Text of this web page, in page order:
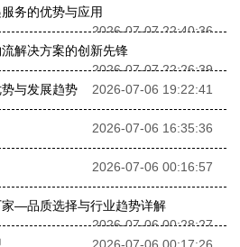
务的优势与应用
2026-07-07 22:40:36
解决方案的创新先锋
2026-07-07 22:26:39
与发展趋势
2026-07-06 19:22:41
2026-07-06 16:35:36
2026-07-06 00:16:57
—品质选择与行业趋势详解
2026-07-06 00:28:27